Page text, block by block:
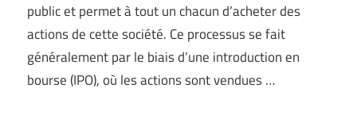
public et permet à tout un chacun d’acheter des
actions de cette société. Ce processus se fait
généralement par le biais d’une introduction en
bourse (IPO), où les actions sont vendues …